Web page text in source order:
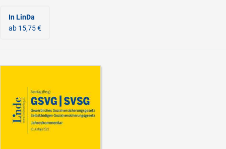
In LinDa
ab 15,75 €